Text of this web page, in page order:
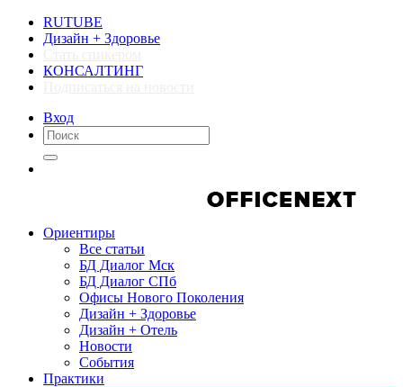
RUTUBE
Дизайн + Здоровье
КОНСАЛТИНГ
Вход
Ориентиры
Все статьи
БД Диалог Мск
БД Диалог СПб
Офисы Нового Поколения
Дизайн + Здоровье
Дизайн + Отель
Новости
События
Практики